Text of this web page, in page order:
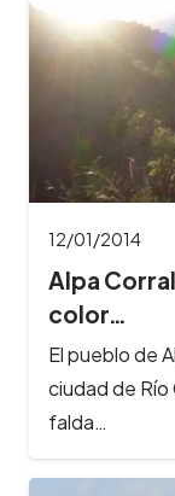
12/01/2014
Alpa
color…
El pueblo de
ciudad de Río
falda…